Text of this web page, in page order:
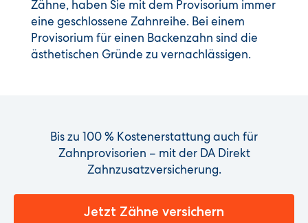
Zähne, haben Sie mit dem Provisorium immer
eine geschlossene Zahnreihe. Bei einem
Provisorium für einen Backenzahn sind die
ästhetischen Gründe zu vernachlässigen.
Bis zu 100 % Kostenerstattung auch für
Zahnprovisorien – mit der DA Direkt
Zahnzusatzversicherung.
Jetzt Zähne versichern